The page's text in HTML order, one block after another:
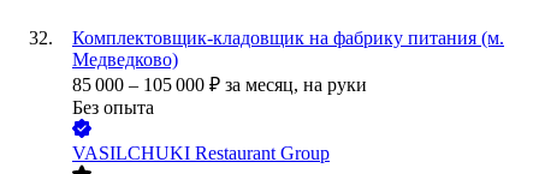
Комплектовщик-кладовщик на фабрику питания (м.
Медведково)
85 000 – 105 000 ₽ за месяц, на руки
Без опыта
VASILCHUKI Restaurant Group